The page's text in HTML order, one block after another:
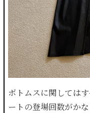
ボトムスに関しては
ートの登場回数がか